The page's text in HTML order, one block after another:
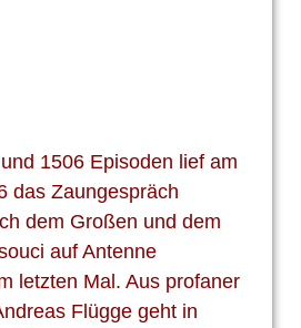
1506 Episoden lief am
das Zaungespräch
dem Großen und dem
auf Antenne
letzten Mal. Aus profaner
Flügge geht in